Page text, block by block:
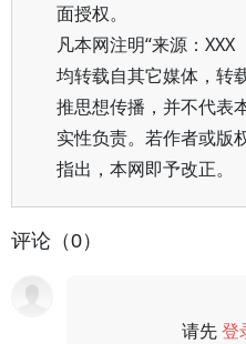
面授权。
凡本网注明“来源：XXX
均转载自其它媒体，转
推思想传播，并不代表
实性负责。若作者或版
指出，本网即予改正。
评论（0）
请先登